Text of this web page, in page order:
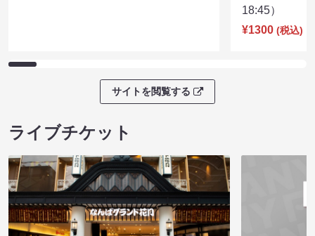
18:45）
¥1300 (税込)
サイトを閲覧する
ライブチケット